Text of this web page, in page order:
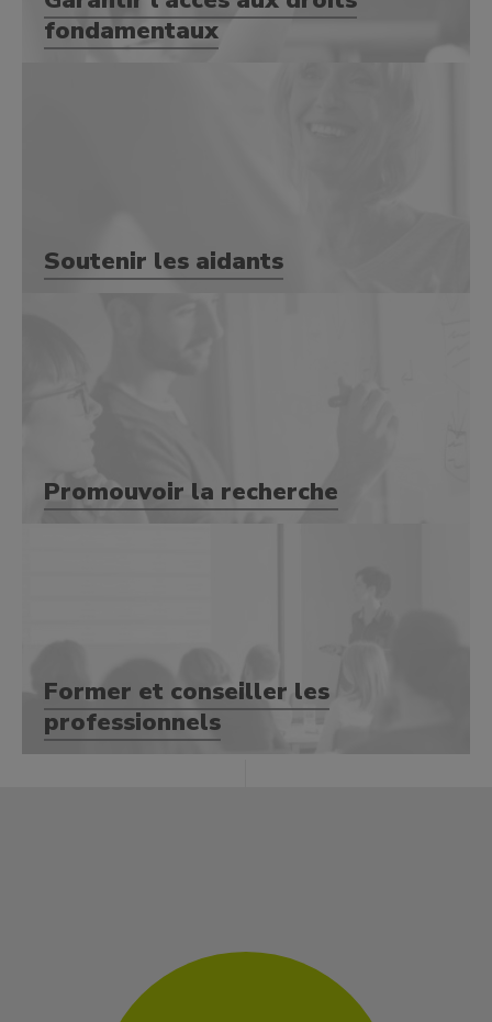
fondamentaux
Soutenir les aidants
Promouvoir la recherche
Former et conseiller les
professionnels